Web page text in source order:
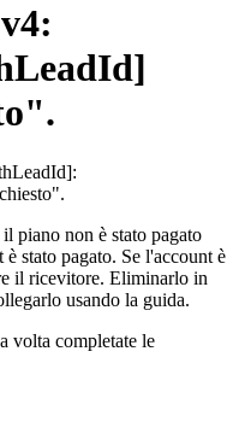
piano non è stato pagato
stato pagato. Se l'account è
il ricevitore. Eliminarlo in
usando la guida.
volta completate le